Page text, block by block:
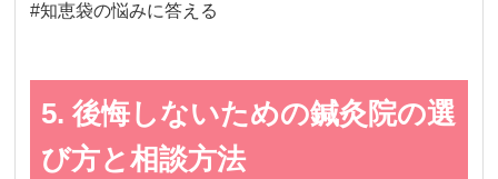
#知恵袋の悩みに答える
5. 後悔しないための鍼灸院の選
び方と相談方法